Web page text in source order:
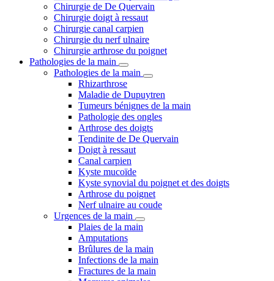
Chirurgie de De Quervain
Chirurgie doigt à ressaut
Chirurgie canal carpien
Chirurgie du nerf ulnaire
Chirurgie arthrose du poignet
Pathologies de la main
Pathologies de la main
Rhizarthrose
Maladie de Dupuytren
Tumeurs bénignes de la main
Pathologie des ongles
Arthrose des doigts
Tendinite de De Quervain
Doigt à ressaut
Canal carpien
Kyste mucoïde
Kyste synovial du poignet et des doigts
Arthrose du poignet
Nerf ulnaire au coude
Urgences de la main
Plaies de la main
Amputations
Brûlures de la main
Infections de la main
Fractures de la main